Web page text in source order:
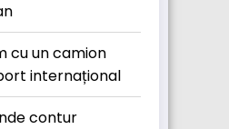
cu un camion
internațional
contur